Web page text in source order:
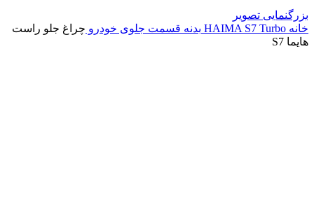
بزرگنمایی تصویر
خانه HAIMA S7 Turbo بدنه قسمت جلوی خودرو چراغ جلو راست
هایما S7